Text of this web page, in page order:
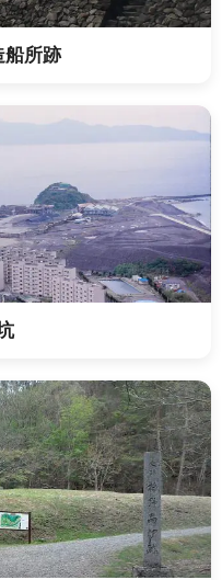
船所跡